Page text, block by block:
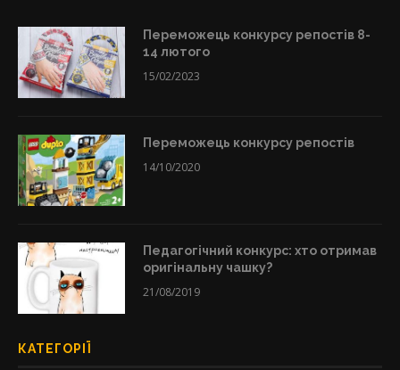
Переможець конкурсу репостів 8-
14 лютого
15/02/2023
Переможець конкурсу репостів
14/10/2020
Педагогічний конкурс: хто отримав
оригінальну чашку?
21/08/2019
КАТЕГОРІЇ